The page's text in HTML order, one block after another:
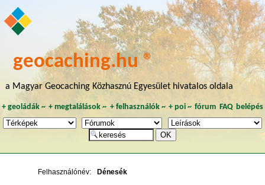
geocaching.hu ®
a Magyar Geocaching Közhasznú Egyesület hivatalos oldala
+ geoládák~ +megtalálások ~ + felhasználók~ + poi~ fórum FAQ belépés
Felhasználónév: Dénesék